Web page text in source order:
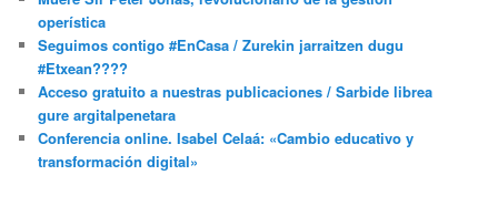
operística
Seguimos contigo #EnCasa / Zurekin jarraitzen dugu
#Etxean????
Acceso gratuito a nuestras publicaciones / Sarbide librea
gure argitalpenetara
Conferencia online. Isabel Celaá: «Cambio educativo y
transformación digital»